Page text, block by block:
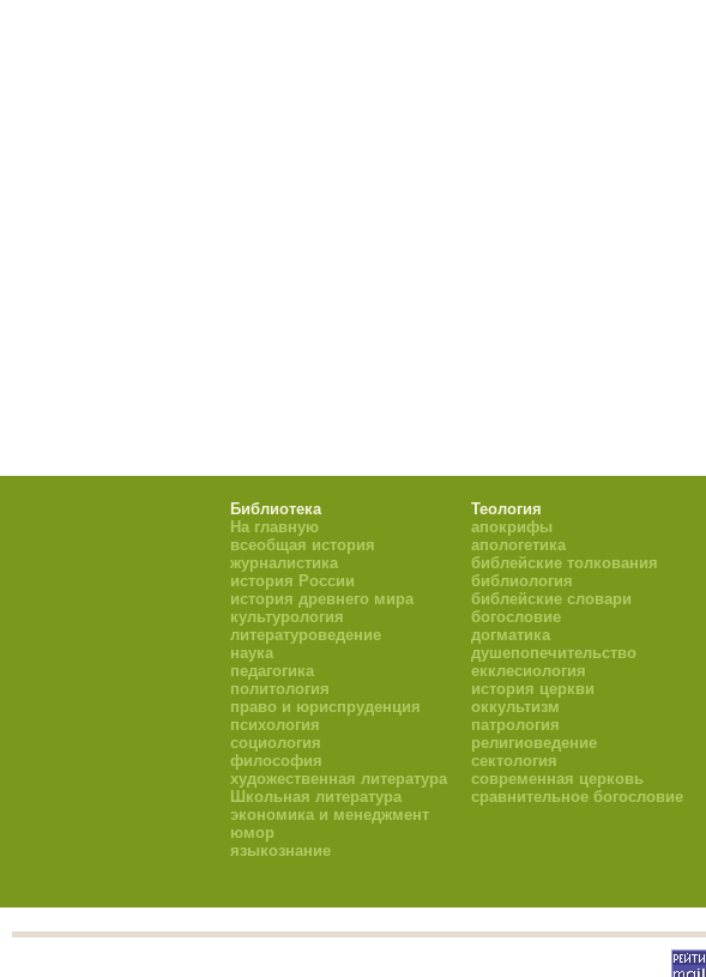
Библиотека
На главную
всеобщая история
журналистика
история России
история древнего мира
культурология
литературоведение
наука
педагогика
политология
право и юриспруденция
психология
социология
философия
художественная литература
Школьная литература
экономика и менеджмент
юмор
языкознание
Теология
апокрифы
апологетика
библейские толкования
библиология
библейские словари
богословие
догматика
душепопечительство
екклесиология
история церкви
оккультизм
патрология
религиоведение
сектология
современная церковь
сравнительное богословие